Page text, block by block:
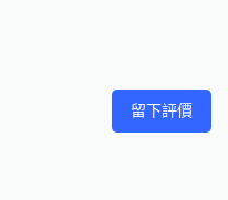
留下評價